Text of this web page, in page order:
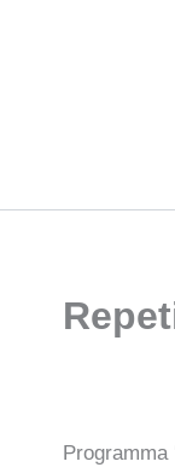
Programma